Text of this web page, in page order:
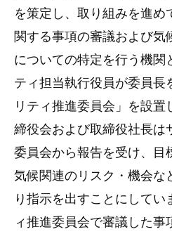
を策定し、取り組みを進め
関する事項の審議および気
についての特定を行う機関
ティ担当執行役員が委員長
リティ推進委員会」を設置
締役会および取締役社長は
委員会から報告を受け、目
気候関連のリスク・機会な
り指示を出すことにしてい
ィ推進委員会で審議した事